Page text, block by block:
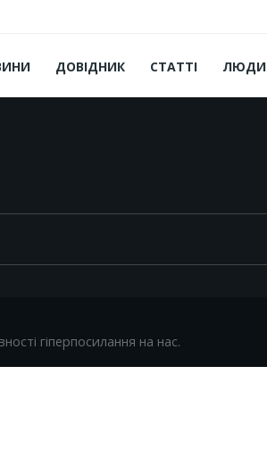
ДОВІДНИК СТАТТІ ЛЮДИ
гіперпосилання на нас.